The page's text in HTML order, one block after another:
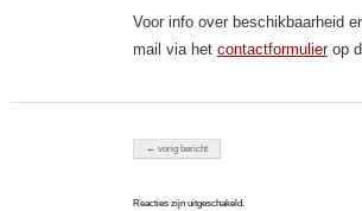
Voor info over beschikbaarheid
mail via het contactformulierop
Berichten navigatie
← vorig bericht
Reacties zijn uitgeschakeld.